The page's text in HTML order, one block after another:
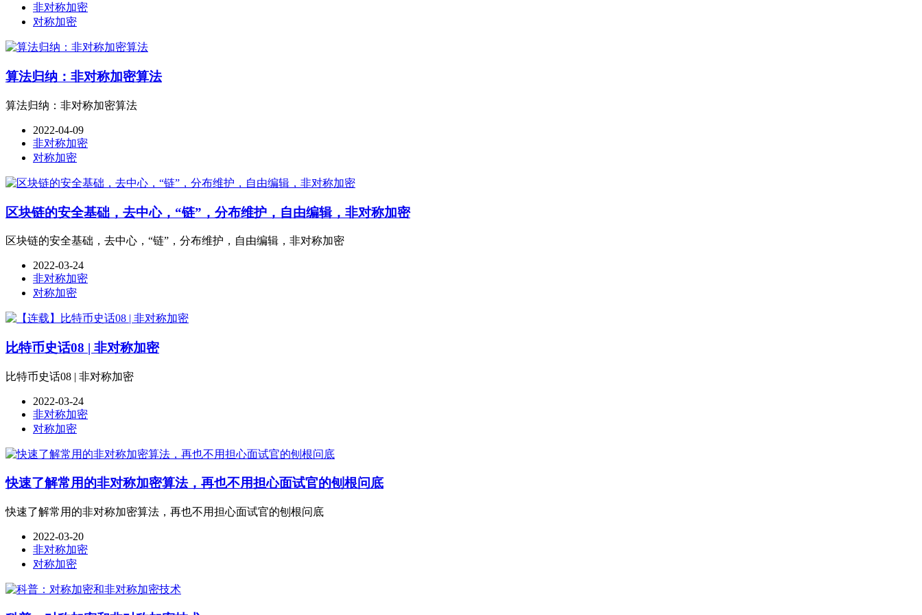
非对称加密
对称加密
算法归纳：非对称加密算法
算法归纳：非对称加密算法
2022-04-09
非对称加密
对称加密
区块链的安全基础，去中心，“链”，分布维护，自由编辑，非对称加密
区块链的安全基础，去中心，“链”，分布维护，自由编辑，非对称加密
2022-03-24
非对称加密
对称加密
比特币史话08 | 非对称加密
比特币史话08 | 非对称加密
2022-03-24
非对称加密
对称加密
快速了解常用的非对称加密算法，再也不用担心面试官的刨根问底
快速了解常用的非对称加密算法，再也不用担心面试官的刨根问底
2022-03-20
非对称加密
对称加密